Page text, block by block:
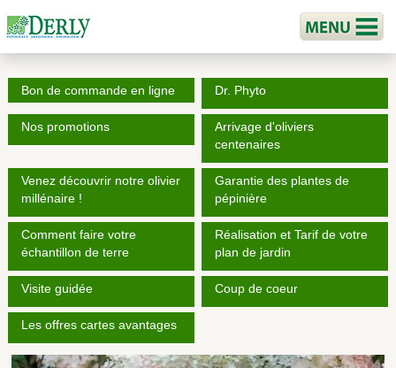
Bon de commande en ligne Dr. Phyto
Nos promotions
Arrivage d'oliviers
centenaires
Venez découvrir notre olivier
millénaire !
Garantie des plantes de
pépinière
Comment faire votre
échantillon de terre
Réalisation et Tarif de votre
plan de jardin
Visite guidée Coup de coeur
Les offres cartes avantages